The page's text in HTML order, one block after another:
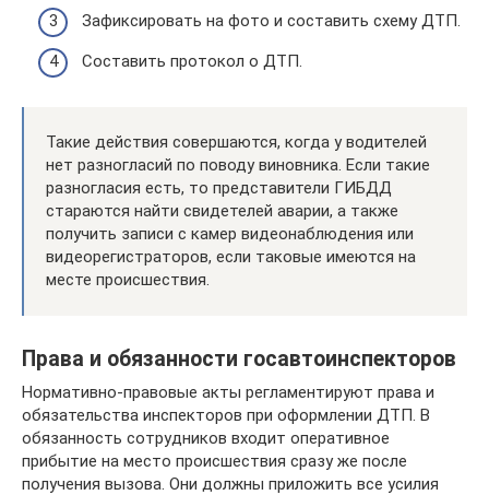
Зафиксировать на фото и составить схему ДТП.
Составить протокол о ДТП.
Такие действия совершаются, когда у водителей
нет разногласий по поводу виновника. Если такие
разногласия есть, то представители ГИБДД
стараются найти свидетелей аварии, а также
получить записи с камер видеонаблюдения или
видеорегистраторов, если таковые имеются на
месте происшествия.
Права и обязанности госавтоинспекторов
Нормативно-правовые акты регламентируют права и
обязательства инспекторов при оформлении ДТП. В
обязанность сотрудников входит оперативное
прибытие на место происшествия сразу же после
получения вызова. Они должны приложить все усилия